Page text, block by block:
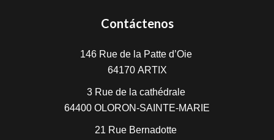
Contáctenos
146 Rue de la Patte d’Oie
64170 ARTIX
3 Rue de la cathédrale
64400 OLORON-SAINTE-MARIE
21 Rue Bernadotte